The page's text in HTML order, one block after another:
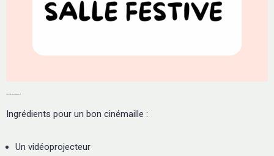
Ingrédients pour un bon cinémaille :
Un vidéoprojecteur